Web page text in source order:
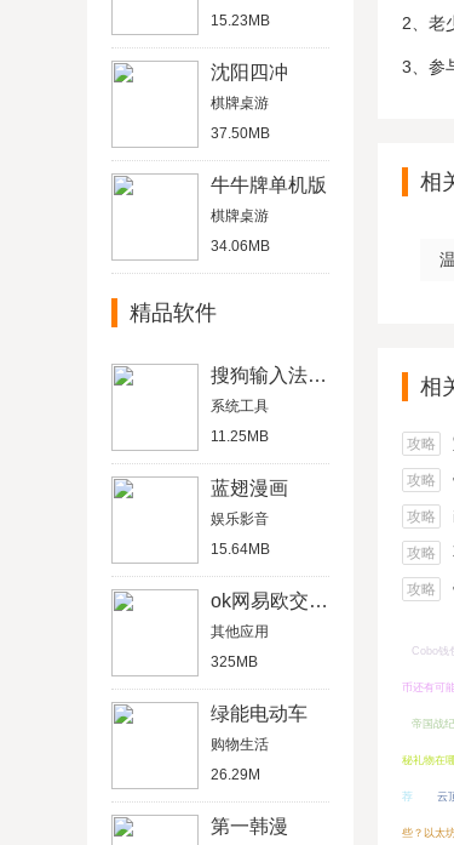
15.23MB
沈阳四冲
棋牌桌游
37.50MB
牛牛牌单机版
棋牌桌游
34.06MB
精品软件
搜狗输入法魅族版8.21
系统工具
11.25MB
蓝翅漫画
娱乐影音
15.64MB
ok网易欧交易所
其他应用
325MB
绿能电动车
购物生活
26.29M
第一韩漫
2、老
3、参
相
相
攻略
攻略
攻略
攻略
攻略
Cobo钱
币还有可
帝国战
秘礼物在
荐 云
些？以太